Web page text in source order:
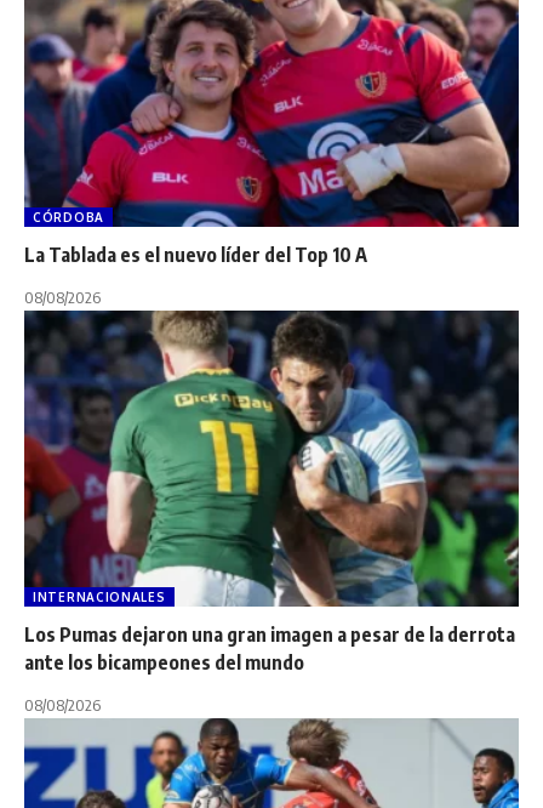
CÓRDOBA
La Tablada es el nuevo líder del Top 10 A
08/08/2026
INTERNACIONALES
Los Pumas dejaron una gran imagen a pesar de la derrota
ante los bicampeones del mundo
08/08/2026